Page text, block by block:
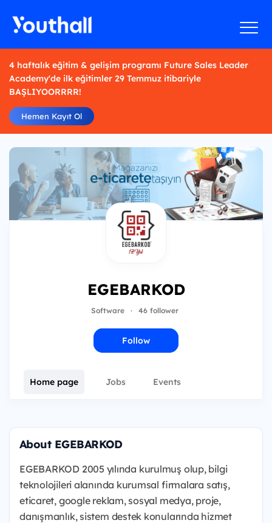
4 haftalık eğitim & gelişim programı Future Sales Leader
Academy'de ilk eğitimler 29 Temmuz itibariyle
BAŞLIYOORRRR!
Hemen Kayıt Ol
EGEBARKOD
Software · 46 follower
Follow
Home page Jobs Events
About EGEBARKOD
EGEBARKOD 2005 yılında kurulmuş olup, bilgi
teknolojileri alanında kurumsal firmalara satış,
eticaret, google reklam, sosyal medya, proje,
danışmanlık, sistem destek konularında hizmet